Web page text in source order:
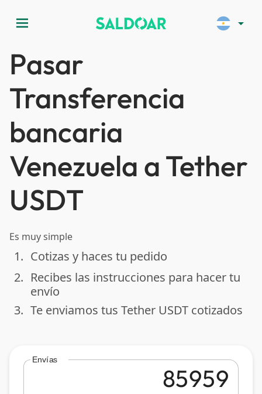
menu arrow_drop_down
Pasar
Transferencia
bancaria
Venezuela a Tether
USDT
Es muy simple
done
1. Cotizas y haces tu pedido
done
2. Recibes las instrucciones para hacer tu
envío
done
3. Te enviamos tus Tether USDT cotizados
Envías